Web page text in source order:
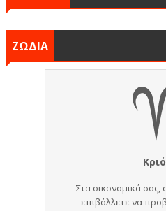
ΖΩΔΙΑ